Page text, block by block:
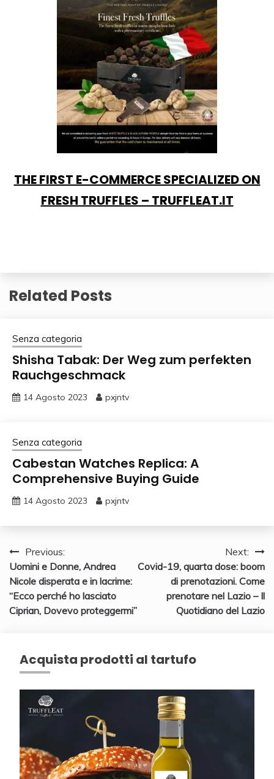
THE FIRST E-COMMERCE SPECIALIZED ON
FRESH TRUFFLES – TRUFFLEAT.IT
Related Posts
Senza categoria
Shisha Tabak: Der Weg zum perfekten
Rauchgeschmack
14 Agosto 2023 pxjntv
Senza categoria
Cabestan Watches Replica: A
Comprehensive Buying Guide
14 Agosto 2023 pxjntv
Navigazione
articoli
Previous:
Uomini e Donne, Andrea
Nicole disperata e in lacrime:
“Ecco perché ho lasciato
Ciprian, Dovevo proteggermi”
Next:
Covid-19, quarta dose: boom
di prenotazioni. Come
prenotare nel Lazio – Il
Quotidiano del Lazio
Acquista prodotti al tartufo